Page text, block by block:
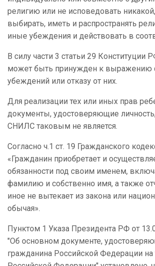
религию или не исповедовать
выбирать, иметь и распространять
иные убеждения и действовать в
В силу части 3 статьи 29 Конституции
может быть принужден к выражению
убеждений или отказу от них.
Для реализации тех или иных прав
документы, удостоверяющие
СНИЛС таковым не является.
Согласно ч.1 ст. 19 Гражданского
«Гражданин приобретает и
обязанности под своим именем,
фамилию и собственно имя, а также
иное не вытекает из закона или
обычая».
Пунктом 1 Указа Президента РФ от
"Об основном документе,
гражданина Российской Федерации на